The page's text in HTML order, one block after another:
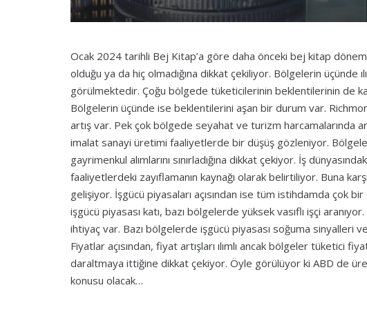
Ocak 2024 tarihli Bej Kitap’a göre daha önceki bej kitap
olduğu ya da hiç olmadığına dikkat çekiliyor. Bölgelerin üçünde
görülmektedir. Çoğu bölgede tüketicilerinin beklentilerinin de
Bölgelerin üçünde ise beklentilerini aşan bir durum var.
artış var. Pek çok bölgede seyahat ve turizm
imalat sanayi üretimi faaliyetlerde bir düşüş gözleniyor.
gayrimenkul alımlarını sınırladığına dikkat çekiyor. İş
faaliyetlerdeki zayıflamanın kaynağı olarak belirtiliyor. Buna
gelişiyor. İşgücü piyasaları açısından ise tüm istihdamda çok
işgücü piyasası katı, bazı bölgelerde yüksek vasıflı işçi
ihtiyaç var. Bazı bölgelerde işgücü piyasası soğuma sinyalleri
Fiyatlar açısından, fiyat artışları ılımlı ancak bölgeler tüketici
daraltmaya ittiğine dikkat çekiyor. Öyle görülüyor ki ABD de
konusu olacak…